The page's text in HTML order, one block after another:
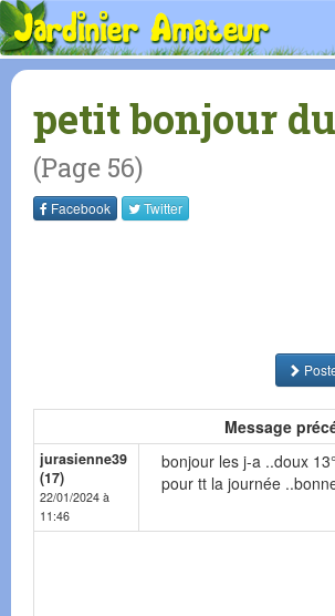
petit bonjour
(Page 56)
Facebook Twitter
Message
jurasienne39
(17)
22/01/2024 à
11:46
bonjour les j-a ..doux
pour tt la journée